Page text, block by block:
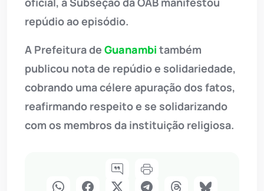
repúdio ao episódio.
A Prefeitura de Guanambi também
publicou nota de repúdio e solidariedade,
cobrando uma célere apuração dos fatos,
reafirmando respeito e se solidarizando
com os membros da instituição religiosa.